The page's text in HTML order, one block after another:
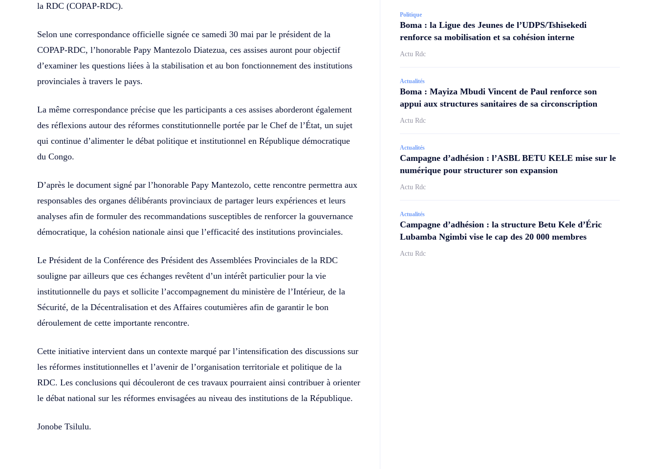
la RDC (COPAP-RDC).
Selon une correspondance officielle signée ce samedi 30 mai par le président de la
COPAP-RDC, l’honorable Papy Mantezolo Diatezua, ces assises auront pour objectif
d’examiner les questions liées à la stabilisation et au bon fonctionnement des institutions
provinciales à travers le pays.
La même correspondance précise que les participants a ces assises aborderont également
des réflexions autour des réformes constitutionnelle portée par le Chef de l’État, un sujet
qui continue d’alimenter le débat politique et institutionnel en République démocratique
du Congo.
D’après le document signé par l’honorable Papy Mantezolo, cette rencontre permettra aux
responsables des organes délibérants provinciaux de partager leurs expériences et leurs
analyses afin de formuler des recommandations susceptibles de renforcer la gouvernance
démocratique, la cohésion nationale ainsi que l’efficacité des institutions provinciales.
Le Président de la Conférence des Président des Assemblées Provinciales de la RDC
souligne par ailleurs que ces échanges revêtent d’un intérêt particulier pour la vie
institutionnelle du pays et sollicite l’accompagnement du ministère de l’Intérieur, de la
Sécurité, de la Décentralisation et des Affaires coutumières afin de garantir le bon
déroulement de cette importante rencontre.
Cette initiative intervient dans un contexte marqué par l’intensification des discussions sur
les réformes institutionnelles et l’avenir de l’organisation territoriale et politique de la
RDC. Les conclusions qui découleront de ces travaux pourraient ainsi contribuer à orienter
le débat national sur les réformes envisagées au niveau des institutions de la République.
Jonobe Tsilulu.
Politique
Boma : la Ligue des Jeunes de l’UDPS/Tshisekedi
renforce sa mobilisation et sa cohésion interne
Actu Rdc
Actualités
Boma : Mayiza Mbudi Vincent de Paul renforce son
appui aux structures sanitaires de sa circonscription
Actu Rdc
Actualités
Campagne d’adhésion : l’ASBL BETU KELE mise sur le
numérique pour structurer son expansion
Actu Rdc
Actualités
Campagne d’adhésion : la structure Betu Kele d’Éric
Lubamba Ngimbi vise le cap des 20 000 membres
Actu Rdc